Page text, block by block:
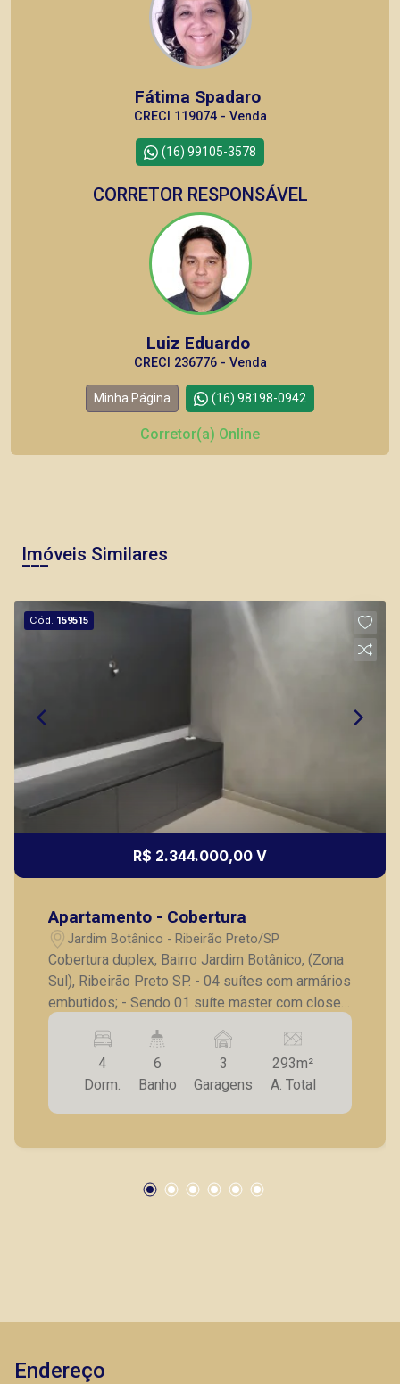
Fátima Spadaro
CRECI 119074 - Venda
(16) 99105-3578
CORRETOR RESPONSÁVEL
Luiz Eduardo
CRECI 236776 - Venda
Minha Página (16) 98198-0942
Corretor(a) Online
Imóveis Similares
Cód. 159515
R$ 2.344.000,00 V
Apartamento - Cobertura
Jardim Botânico - Ribeirão Preto/SP
Cobertura duplex, Bairro Jardim Botânico, (Zona
Sul), Ribeirão Preto SP. - 04 suítes com armários
embutidos; - Sendo 01 suíte master com closet;
- Lavabo; - Sala para 02 ambientes; - Sala de tv;
- Varanda gourmet com churrasqueira; - Deck
com piscina; - Vestiário; - Cozinha planejada; -
Lavanderia; - Despensa; - 03 vagas de
garagens. A Piramid tem como objetivo atender
locação, vendas de imóveis prontos, usados ou
de Ribeirão Preto.
4
Dorm.
6
Banho
3
Garagens
293m²
A. Total
Endereço